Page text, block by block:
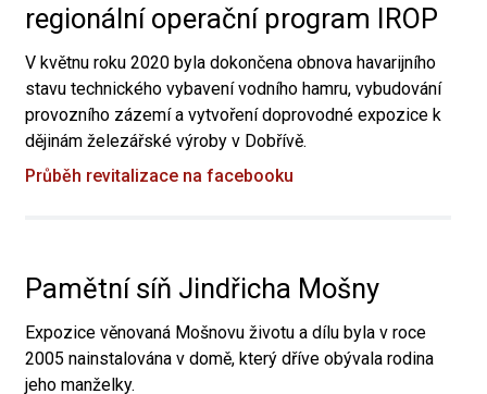
regionální operační program IROP
V květnu roku 2020 byla dokončena obnova havarijního
stavu technického vybavení vodního hamru, vybudování
provozního zázemí a vytvoření doprovodné expozice k
dějinám železářské výroby v Dobřívě.
Průběh revitalizace na facebooku
Pamětní síň Jindřicha Mošny
Expozice věnovaná Mošnovu životu a dílu byla v roce
2005 nainstalována v domě, který dříve obývala rodina
jeho manželky.